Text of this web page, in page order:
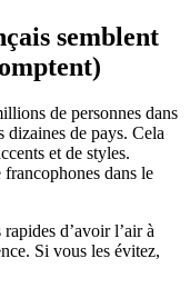
semblent
de personnes dans
dizaines de pays. Cela
et de styles.
dans le
d’avoir l’air à
Si vous les évitez,